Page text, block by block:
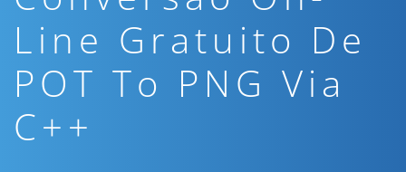
Line Gratuito De
POT To PNG Via
C++